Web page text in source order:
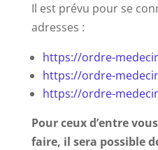
Il est prévu pour se
adresses :
https://ordre-
https://ordre-
https://ordre-
Pour ceux d’entre
faire, il sera possible